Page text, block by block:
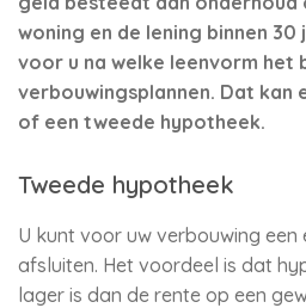
woning en de lening binnen
voor u na welke leenvorm het
verbouwingsplannen. Dat kan
of een tweede hypotheek.
Tweede hypotheek
U kunt voor uw verbouwing
afsluiten. Het voordeel is dat
lager is dan de rente op een